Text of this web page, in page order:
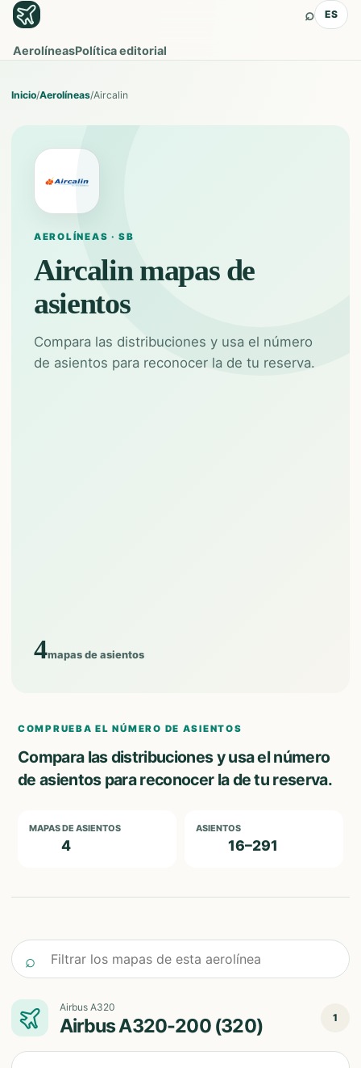
AerolíneasPolítica editorial
⌕ ES
Inicio/Aerolíneas/Aircalin
AEROLÍNEAS · SB
Aircalin mapas de
asientos
Compara las distribuciones y usa el número
de asientos para reconocer la de tu reserva.
4mapas de asientos
COMPRUEBA EL NÚMERO DE ASIENTOS
Compara las distribuciones y usa el número
de asientos para reconocer la de tu reserva.
MAPAS DE ASIENTOS
4
ASIENTOS
16–291
⌕
Filtrar los mapas de esta aerolínea
Airbus A320
Airbus A320-200 (320) 1